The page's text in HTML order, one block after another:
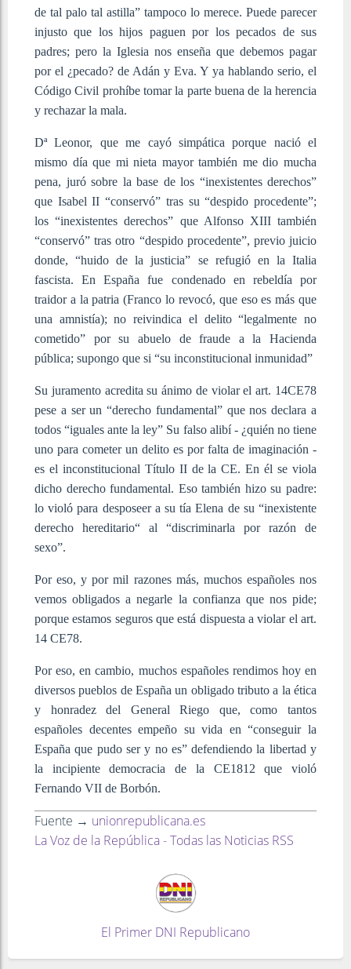
de tal palo tal astilla” tampoco lo merece. Puede parecer
injusto que los hijos paguen por los pecados de sus
padres; pero la Iglesia nos enseña que debemos pagar
por el ¿pecado? de Adán y Eva. Y ya hablando serio, el
Código Civil prohíbe tomar la parte buena de la herencia
y rechazar la mala.
Dª Leonor, que me cayó simpática porque nació el
mismo día que mi nieta mayor también me dio mucha
pena, juró sobre la base de los “inexistentes derechos”
que Isabel II “conservó” tras su “despido procedente”;
los “inexistentes derechos” que Alfonso XIII también
“conservó” tras otro “despido procedente”, previo juicio
donde, “huido de la justicia” se refugió en la Italia
fascista. En España fue condenado en rebeldía por
traidor a la patria (Franco lo revocó, que eso es más que
una amnistía); no reivindica el delito “legalmente no
cometido” por su abuelo de fraude a la Hacienda
pública; supongo que si “su inconstitucional inmunidad”
Su juramento acredita su ánimo de violar el art. 14CE78
pese a ser un “derecho fundamental” que nos declara a
todos “iguales ante la ley” Su falso alibí - ¿quién no tiene
uno para cometer un delito es por falta de imaginación -
es el inconstitucional Título II de la CE. En él se viola
dicho derecho fundamental. Eso también hizo su padre:
lo violó para desposeer a su tía Elena de su “inexistente
derecho hereditario“ al “discriminarla por razón de
sexo”.
Por eso, y por mil razones más, muchos españoles nos
vemos obligados a negarle la confianza que nos pide;
porque estamos seguros que está dispuesta a violar el art.
14 CE78.
Por eso, en cambio, muchos españoles rendimos hoy en
diversos pueblos de España un obligado tributo a la ética
y honradez del General Riego que, como tantos
españoles decentes empeño su vida en “conseguir la
España que pudo ser y no es” defendiendo la libertad y
la incipiente democracia de la CE1812 que violó
Fernando VII de Borbón.
Fuente → unionrepublicana.es
La Voz de la República - Todas las Noticias RSS
El Primer DNI Republicano